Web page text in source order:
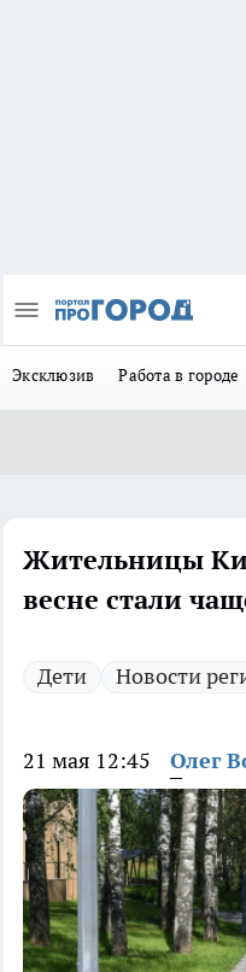
Эксклюзив Работа в городе
Жительницы
весне стали
Дети Новости
21 мая 12:45 Олег